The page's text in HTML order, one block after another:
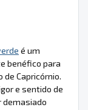
é um
benéfico para
de Capricórnio.
e sentido de
demasiado